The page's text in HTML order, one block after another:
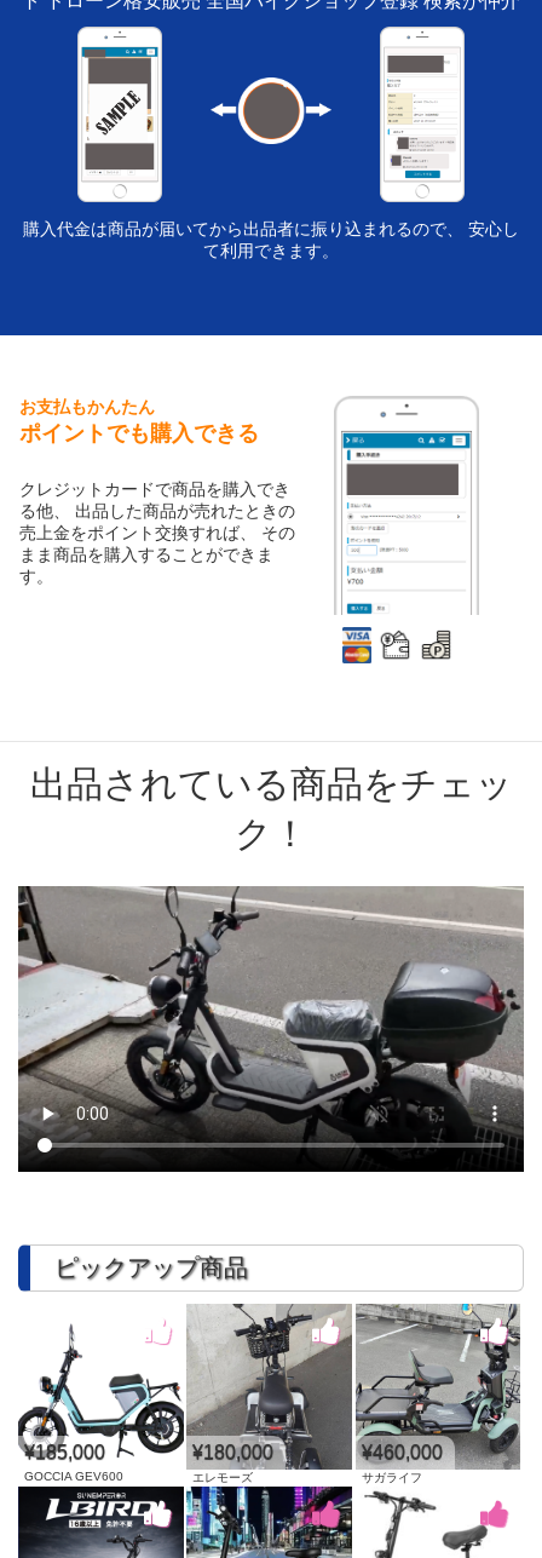
購入代金は商品が届いてから出品者に振り込まれるので、 安心し
て利用できます。
お支払もかんたん
ポイントでも購入できる
クレジットカードで商品を購入でき
る他、 出品した商品が売れたときの
売上金をポイント交換すれば、 その
まま商品を購入することができま
す。
出品されている商品をチェッ
ク！
ピックアップ商品
¥185,000
GOCCIA GEV600
¥180,000
エレモーズ
¥460,000
サガライフ